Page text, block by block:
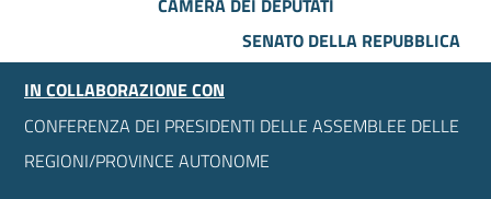
CAMERA DEI DEPUTATI
SENATO DELLA REPUBBLICA
IN COLLABORAZIONE CON
CONFERENZA DEI PRESIDENTI DELLE ASSEMBLEE DELLE
REGIONI/PROVINCE AUTONOME